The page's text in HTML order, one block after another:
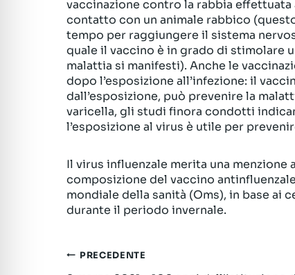
vaccinazione contro la rabbia
contatto con un animale rabbico
tempo per raggiungere il sistema
quale il vaccino è in grado di stimolare
malattia si manifesti). Anche le
dopo l’esposizione all’infezione: il
dall’esposizione, può prevenire la
varicella, gli studi finora condotti
l’esposizione al virus è utile per
Il virus influenzale merita una
composizione del vaccino
mondiale della sanità (Oms), in base ai
durante il periodo invernale.
Navigazione
PRECEDENTE